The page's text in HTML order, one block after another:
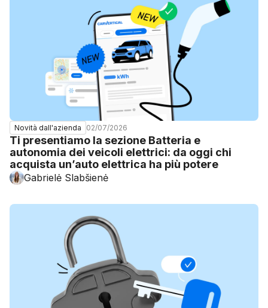
Novità dall'azienda 02/07/2026
Ti presentiamo la sezione Batteria e
autonomia dei veicoli elettrici: da oggi chi
acquista un’auto elettrica ha più potere
Gabrielė Slabšienė